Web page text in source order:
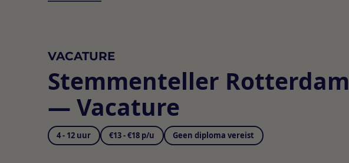
VACATURE
Stemmenteller Rotterdam
— Vacature
4 - 12 uur €13 - €18 p/u Geen diploma vereist